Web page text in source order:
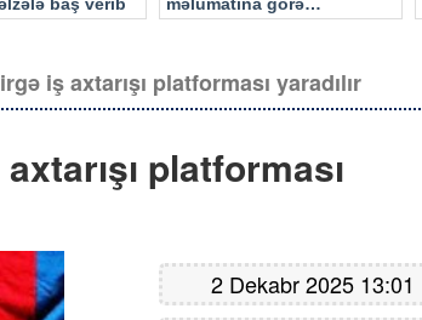
iş axtarışı platforması yaradılır
platforması
2 Dekabr 2025 13:01